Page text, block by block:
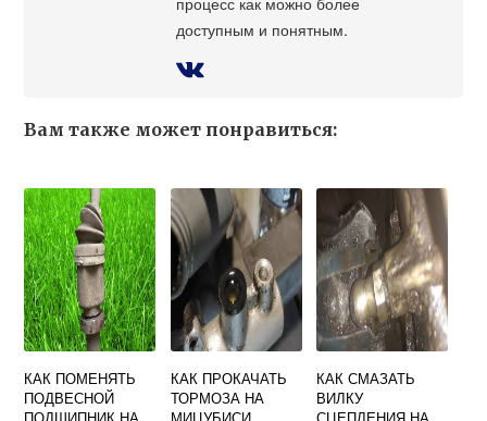
доступным и понятным.
Вам также может понравиться:
КАК ПОМЕНЯТЬ
ПОДВЕСНОЙ
КАК ПРОКАЧАТЬ
ТОРМОЗА НА
КАК СМАЗАТЬ
ВИЛКУ